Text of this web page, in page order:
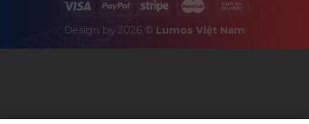
Design by 2026 © Lumos Việt Nam